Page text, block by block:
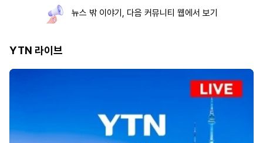
뉴스 밖 이야기, 다음 커뮤니티 웹에서 보기
YTN 라이브